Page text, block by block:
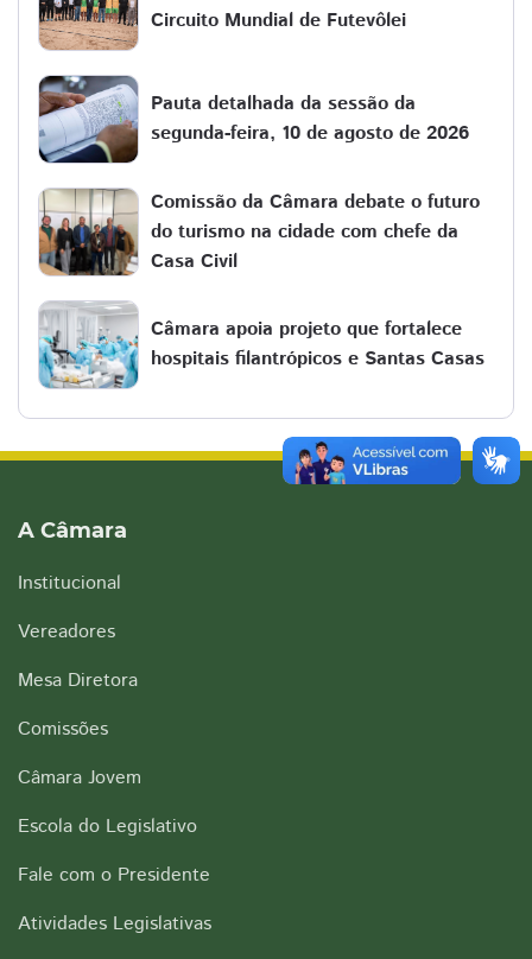
Circuito Mundial de Futevôlei
Pauta detalhada da sessão da
segunda-feira, 10 de agosto de 2026
Comissão da Câmara debate o futuro
do turismo na cidade com chefe da
Casa Civil
Câmara apoia projeto que fortalece
hospitais filantrópicos e Santas Casas
A Câmara
Institucional
Vereadores
Mesa Diretora
Comissões
Câmara Jovem
Escola do Legislativo
Fale com o Presidente
Atividades Legislativas